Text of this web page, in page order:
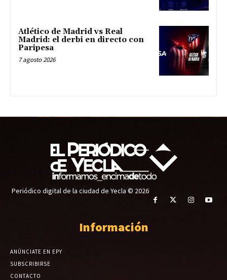
Atlético de Madrid vs Real
Madrid: el derbi en directo con
Paripesa
7 agosto 2026
Periódico digital de la ciudad de Yecla © 2026
Información
ANÚNCIATE EN EPY
SUBSCRIBIRSE
CONTACTO